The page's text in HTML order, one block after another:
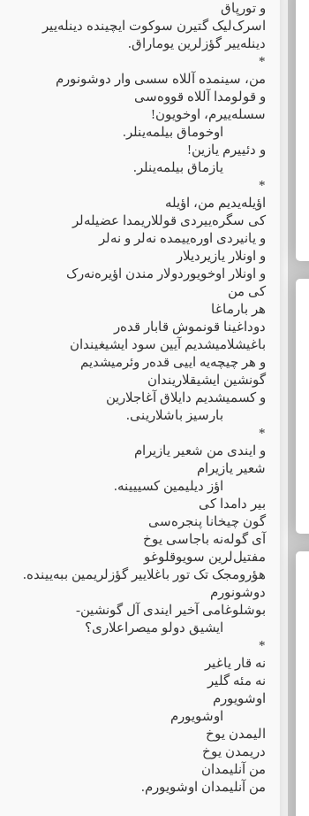
و تورپاق
اسرک‌لیک گتیرن سوکوت ایچینده دینله‌ییر
دینله‌ییر گؤزلرین یوماراق.
*
من، سینمده آللاه سسی وار دوشونورم
و قولومدا آللاه قووه‌سی
سسله‌ییرم، اوخویون!
اوخوماق بیلمه‌ینلر.
و دئییرم یازین!
یازماق بیلمه‌ینلر.
*
اؤیله‌یدیم من، اؤیله
کی سگره‌ییردی قوللاریمدا عضیله‌لر
و یانیردی اوره‌ییمده نه‌لر و نه‌لر
و اونلار یازیردیلار
و اونلار اوخویوردولار مندن اؤیره‌نه‌رک
کی من
هر بارماغا
دوداغینا قونموش قابار قده‌ر
باغیشلامیشدیم آیین سود ایشیغیندان
و هر چیچه‌یه اییی قده‌ر وئرمیشدیم
گونشین ایشیقلاریندان
و کسمیشدیم دایلاق آغاجلارین
بارسیز باشلارینی.
*
و ایندی من شعیر یازیرام
شعیر یازیرام
اؤز دیلیمین کسییینه.
بیر دامدا کی
گون چیخانا پنجره‌سی
آی گوله‌نه باجاسی یوخ
مفتیل‌لرین سویوقلوغو
هؤرومجک تک تور باغلاییر گؤزلریمین ببه‌یینده.
دوشونورم
بوشلوغامی آخیر ایندی آل گونشین-
ایشیق دولو میصراعلاری؟
*
نه قار یاغیر
نه مئه گلیر
اوشویورم
اوشویورم
الیمدن یوخ
دریمدن یوخ
من آنلیمدان
من آنلیمدان اوشویورم.